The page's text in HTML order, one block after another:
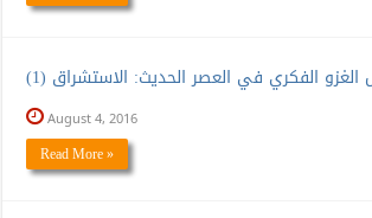
August 4, 2016
Read More »